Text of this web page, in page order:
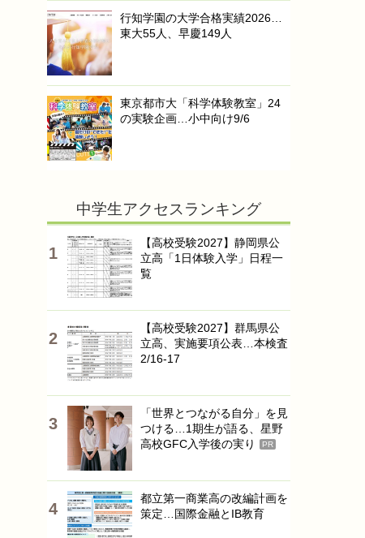
行知学園の大学合格実績2026…
東大55人、早慶149人
東京都市大「科学体験教室」24
の実験企画…小中向け9/6
中学生アクセスランキング
【高校受験2027】静岡県公
立高「1日体験入学」日程一
覧
【高校受験2027】群馬県公
立高、実施要項公表…本検査
2/16-17
「世界とつながる自分」を見
つける…1期生が語る、星野
高校GFC入学後の実り
PR
都立第一商業高の改編計画を
策定…国際金融とIB教育